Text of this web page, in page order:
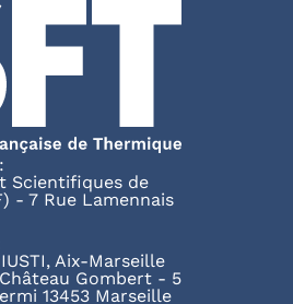
Scientifiques de
- 7 Rue Lamennais
Aix-Marseille
Gombert - 5
13453 Marseille